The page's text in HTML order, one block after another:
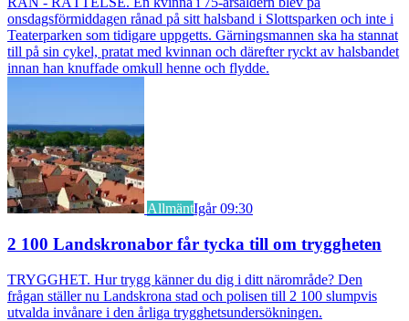
onsdagsförmiddagen rånad på sitt halsband i Slottsparken och inte i
Teaterparken som tidigare uppgetts. Gärningsmannen ska ha stannat
till på sin cykel, pratat med kvinnan och därefter ryckt av halsbandet
innan han knuffade omkull henne och flydde.
AllmäntIgår 09:30
2 100 Landskronabor får tycka till om tryggheten
TRYGGHET. Hur trygg känner du dig i ditt närområde? Den
frågan ställer nu Landskrona stad och polisen till 2 100 slumpvis
utvalda invånare i den årliga trygghetsundersökningen.